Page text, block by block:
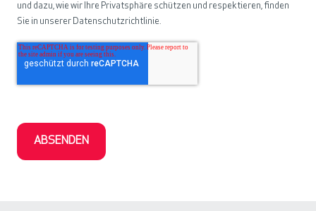
und dazu, wie wir Ihre Privatsphäre schützen und respektieren, finden
Sie in unserer Datenschutzrichtlinie.